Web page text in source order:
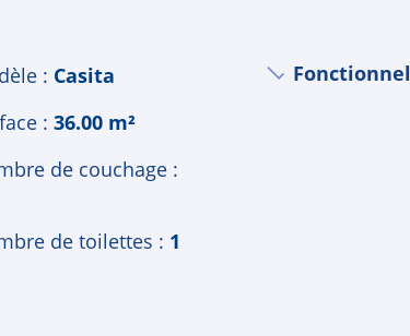
Casita
36.00 m²
de couchage
de toilettes 1
Fonctionnel